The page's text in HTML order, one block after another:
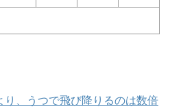
り、うつで飛び降りるのは数倍